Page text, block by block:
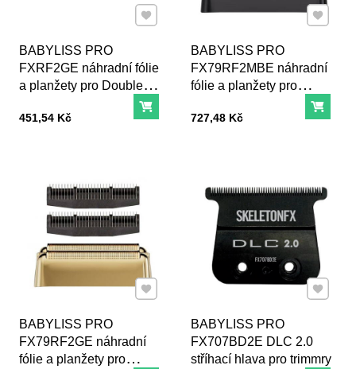
BABYLISS PRO
FXRF2GE náhradní fólie
a planžety pro Double
Foil Metal Shaver Gold
FXFS2GE
Cena s DPH
451,54 Kč Do košíku
Přidat k Oblíbeným
BABYLISS PRO
FX79RF2MBE náhradní
fólie a planžety pro
FXONE Shaver černá
Cena s DPH
727,48 Kč Do
Přidat k
BABYLISS PRO
FX79RF2GE náhradní
fólie a planžety pro
Přidat k Oblíbeným
BABYLISS PRO
FX707BD2E DLC 2.0
stříhací hlava pro trimmry
Přidat k